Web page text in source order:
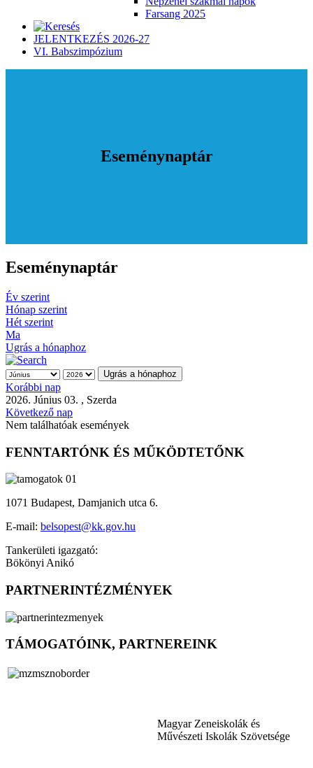
Farsang 2025
JELENTKEZÉS 2026-27
VI. Babszimpózium
Eseménynaptár
Eseménynaptár
Év szerint
Hónap szerint
Hét szerint
Ma
Ugrás a hónaphoz
Ugrás a hónaphoz
Korábbi nap
2026. Június 03. , Szerda
Következő nap
Nem találhatóak események
FENNTARTÓNK ÉS MŰKÖDTETŐNK
1071 Budapest, Damjanich utca 6.
E-mail: belsopest@kk.gov.hu
Tankerületi igazgató:
Bökönyi Anikó
PARTNERINTÉZMÉNYEK
TÁMOGATÓINK, PARTNEREINK
Magyar Zeneiskolák és
Művészeti Iskolák Szövetsége